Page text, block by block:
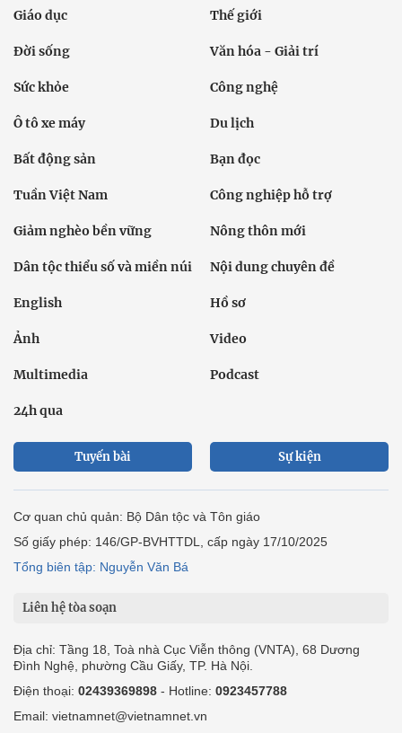
Giáo dục Thế giới
Đời sống Văn hóa - Giải trí
Sức khỏe Công nghệ
Ô tô xe máy Du lịch
Bất động sản Bạn đọc
Tuần Việt Nam Công nghiệp hỗ trợ
Giảm nghèo bền vững Nông thôn mới
Dân tộc thiểu số và miền núi Nội dung chuyên đề
English Hồ sơ
Ảnh Video
Multimedia Podcast
24h qua
Tuyến bài Sự kiện
Cơ quan chủ quản: Bộ Dân tộc và Tôn giáo
Số giấy phép: 146/GP-BVHTTDL, cấp ngày 17/10/2025
Tổng biên tập: Nguyễn Văn Bá
Liên hệ tòa soạn
Địa chỉ: Tầng 18, Toà nhà Cục Viễn thông (VNTA), 68 Dương
Đình Nghệ, phường Cầu Giấy, TP. Hà Nội.
Điện thoại: 02439369898 - Hotline: 0923457788
Email: vietnamnet@vietnamnet.vn